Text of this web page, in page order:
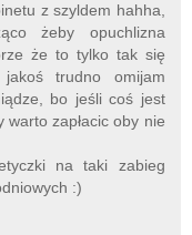
z szyldem hahha,
żeby opuchlizna
że to tylko tak się
trudno omijam
bo jeśli coś jest
zapłacic oby nie
na taki zabieg
:)